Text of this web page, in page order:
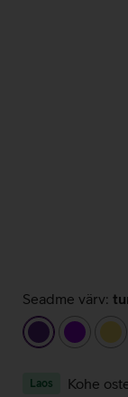
Seadme värv:
tumelillalilla
Laos Kohe